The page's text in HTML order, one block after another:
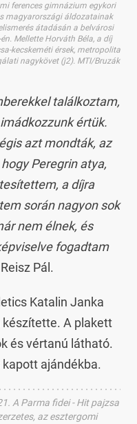
ferences gimnázium egykori
magyarországi áldozatainak
átadásán a belvárosi
Mellette Horváth Béla, a díj
kecskeméti érsek, metropolita
nagykövet (j2). MTI/Bruzák
találkoztam,
értük.
azt mondták, az
Peregrin atya,
a díjra
során nagyon sok
nem élnek, és
fogadtam
Pál.
Katalin Janka
A plakett
és vértanú látható.
ajándékba.
A Parma fidei - Hit pajzsa
az esztergomi